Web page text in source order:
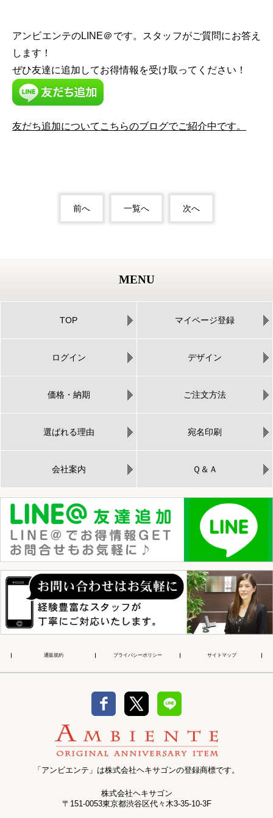
アンビエンテのLINE＠です。スタッフがご質問にお答え
します！
ぜひ友達に追加してお得情報を受け取ってください！
友だち追加についてこちらのブログでご紹介中です。
前へ 一覧へ 次へ
MENU
TOP マイページ登録
ログイン デザイン
価格・納期 ご注文方法
選ばれる理由 宛名印刷
会社案内 Ｑ＆Ａ
通販規約 プライバシーポリシー サイトマップ
「アンビエンテ」は株式会社ヘキサゴンの登録商標です。
株式会社ヘキサゴン
〒151-0053東京都渋谷区代々木3-35-10-3F